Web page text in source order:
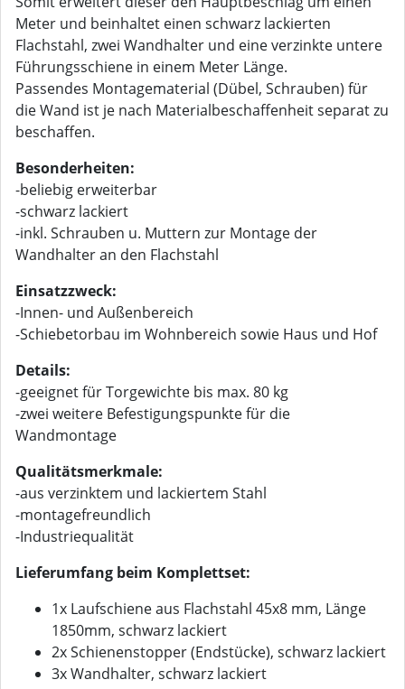
Meter und beinhaltet einen schwarz lackierten
Flachstahl, zwei Wandhalter und eine verzinkte untere
Führungsschiene in einem Meter Länge.
Passendes Montagematerial (Dübel, Schrauben) für
die Wand ist je nach Materialbeschaffenheit separat zu
beschaffen.
Besonderheiten:
-beliebig erweiterbar
-schwarz lackiert
-inkl. Schrauben u. Muttern zur Montage der
Wandhalter an den Flachstahl
Einsatzzweck:
-Innen- und Außenbereich
-Schiebetorbau im Wohnbereich sowie Haus und Hof
Details:
-geeignet für Torgewichte bis max. 80 kg
-zwei weitere Befestigungspunkte für die
Wandmontage
Qualitätsmerkmale:
-aus verzinktem und lackiertem Stahl
-montagefreundlich
-Industriequalität
Lieferumfang beim Komplettset:
1x Laufschiene aus Flachstahl 45x8 mm, Länge
1850mm, schwarz lackiert
2x Schienenstopper (Endstücke), schwarz lackiert
3x Wandhalter, schwarz lackiert